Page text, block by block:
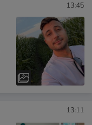
13:45
13:11